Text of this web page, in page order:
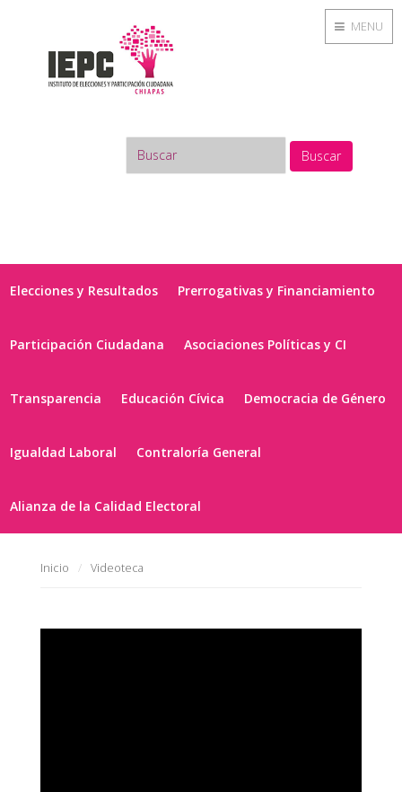
Buscar
Elecciones y Resultados Prerrogativas y Financiamiento
Participación Ciudadana Asociaciones Políticas y CI
Transparencia Educación Cívica Democracia de Género
Igualdad Laboral Contraloría General
Alianza de la Calidad Electoral
Inicio Videoteca
MENU